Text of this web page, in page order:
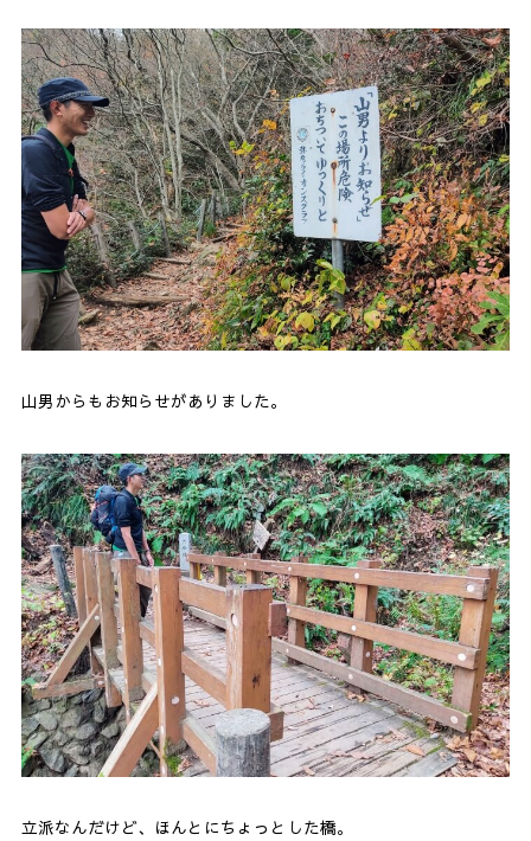
山男からもお知らせがありました。
立派なんだけど、ほんとにちょっとした橋。